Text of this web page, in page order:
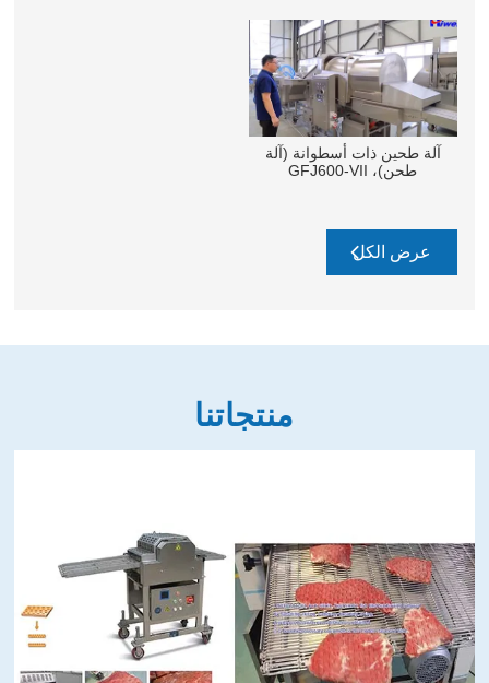
آلة طحين ذات أسطوانة (آلة
طحن)، GFJ600-VII
عرض الكل
منتجاتنا